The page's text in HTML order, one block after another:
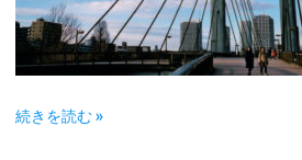
続きを読む »